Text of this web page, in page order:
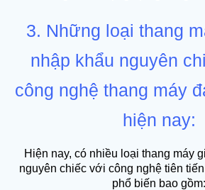
3. Những loại thang
nhập khẩu nguyên
công nghệ thang máy
hiện nay:
Hiện nay, có nhiều loại thang máy
nguyên chiếc với công nghệ tiên
phổ biến bao gồm: